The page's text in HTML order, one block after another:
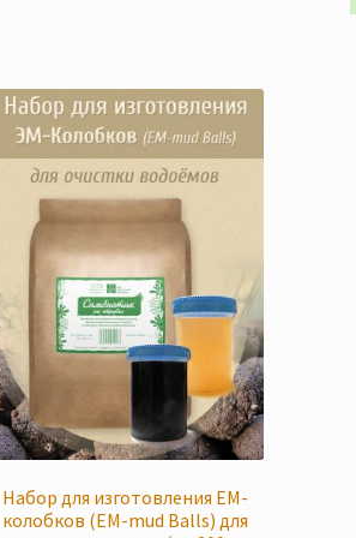
Опции
можно
выбрать
Набор для изготовления ЕМ-
колобков (EM-mud Balls) для